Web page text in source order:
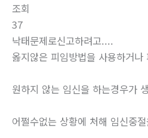
조회
37
낙태문제로신고하려고....
옳지않은 피임방법을 사용하거나
원하지 않는 임신을 하는경우가
어쩔수없는 상황에 처해 임신중